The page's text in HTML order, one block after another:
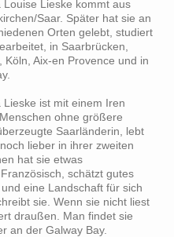
Louise Lieske kommt aus
Saar. Später hat sie an
Orten gelebt, studiert
in Saarbrücken,
Köln, Aix-en Provence und in
Lieske ist mit einem Iren
ohne größere
Saarländerin, lebt
lieber in ihrer zweiten
hat sie etwas
schätzt gutes
eine Landschaft für sich
sie. Wenn sie nicht liest
draußen. Man findet sie
an der Galway Bay.